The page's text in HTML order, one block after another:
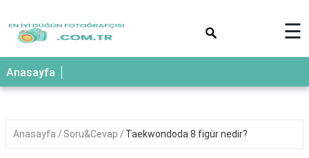
☰
Anasayfa
Anasayfa Soru&Cevap Taekwondoda 8 figür nedir?